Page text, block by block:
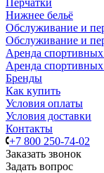
Перчатки
Нижнее бельё
Обслуживание и
Обслуживание и
Аренда
Аренда
Бренды
Как купить
Условия оплаты
Условия доставки
Контакты
+7 800 250-74-02
Заказать звонок
Задать вопрос